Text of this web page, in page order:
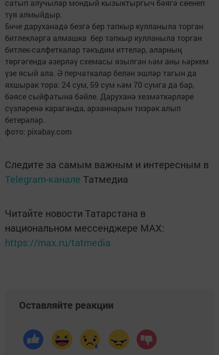
сатып алучылар мондый кызыктыргыч бәягә сөенеп
туя ­алмыйдыр.
5нче даруханәдә безгә бер тап­кыр кулланыла торган
битлекләргә алмашка бер тапкыр кулланыла торган
битлек-салфеткалар тәкъдим иттеләр, аларның
төргәгендә әзерләү схемасы язылган һәм аны һәркем
үзе ясый ала. Ә перчаткалар белән эшләр тагын да
яхшырак тора: 24 сум, 59 сум һәм 70 сумга да бар,
бәясе сыйфатына бәйле. Даруханә хезмәткәрләре
сүзләренә караганда, арзаннарын тизрәк алып
бетерәләр.
фото: pixabay.com
Следите за самым важным и интересным в
Telegram-канале Татмедиа
Читайте новости Татарстана в
национальном мессенджере MАХ:
https://max.ru/tatmedia
Оставляйте реакции